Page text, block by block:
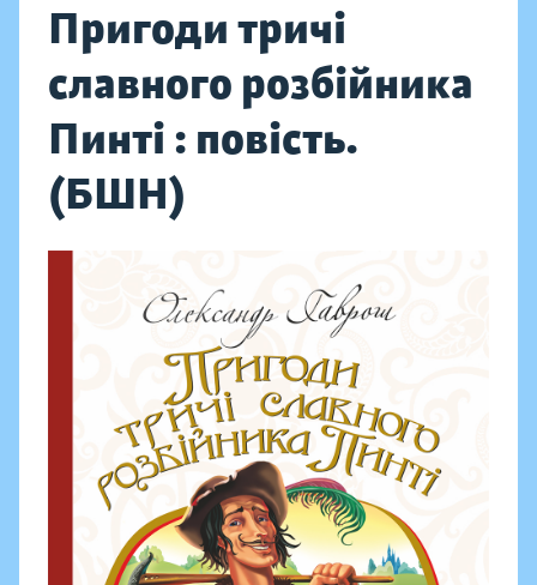
Пригоди тричі
славного розбійника
Пинті : повість.
(БШН)